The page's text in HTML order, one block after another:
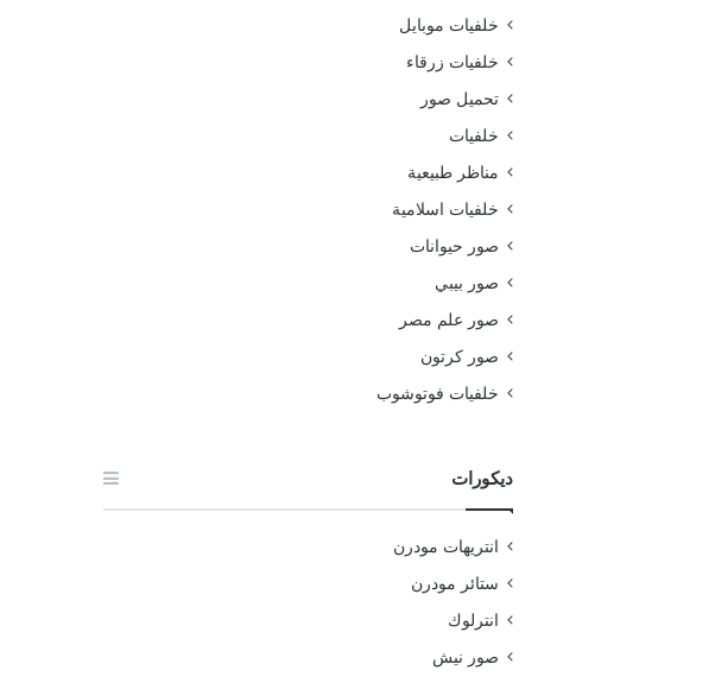
خلفيات موبايل
خلفيات زرقاء
تحميل صور
خلفيات
مناظر طبيعية
خلفيات اسلامية
صور حيوانات
صور بيبي
صور علم مصر
صور كرتون
خلفيات فوتوشوب
ديكورات
انتريهات مودرن
ستائر مودرن
انترلوك
صور نيش